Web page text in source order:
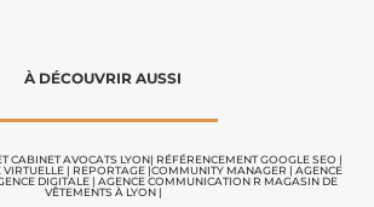
À DÉCOUVRIR AUSSI
CABINET AVOCATS LYON| RÉFÉRENCEMENT GOOGLE SEO |
VIRTUELLE| REPORTAGE |COMMUNITY MANAGER | AGENCE
DIGITALE| AGENCE COMMUNICATION R MAGASIN DE
VÊTEMENTS À LYON|